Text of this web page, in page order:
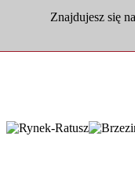
Znajdujesz się